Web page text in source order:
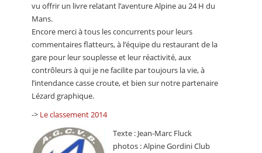
vu offrir un livre relatant l’aventure Alpine au 24 H du
Mans.
Encore merci à tous les concurrents pour leurs
commentaires flatteurs, à l’équipe du restaurant de la
gare pour leur souplesse et leur réactivité, aux
contrôleurs à qui je ne facilite par toujours la vie, à
l’intendance casse croute, et bien sur notre partenaire
Lézard graphique.
-> Le classement 2014
Texte : Jean-Marc Fluck
photos : Alpine Gordini Club